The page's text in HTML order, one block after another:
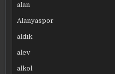
alan
Alanyaspor
aldık
alev
alkol